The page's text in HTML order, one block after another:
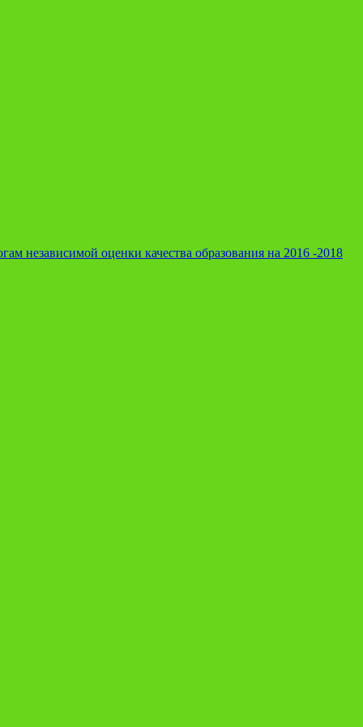
независимой оценки качества образования на 2016 -2018